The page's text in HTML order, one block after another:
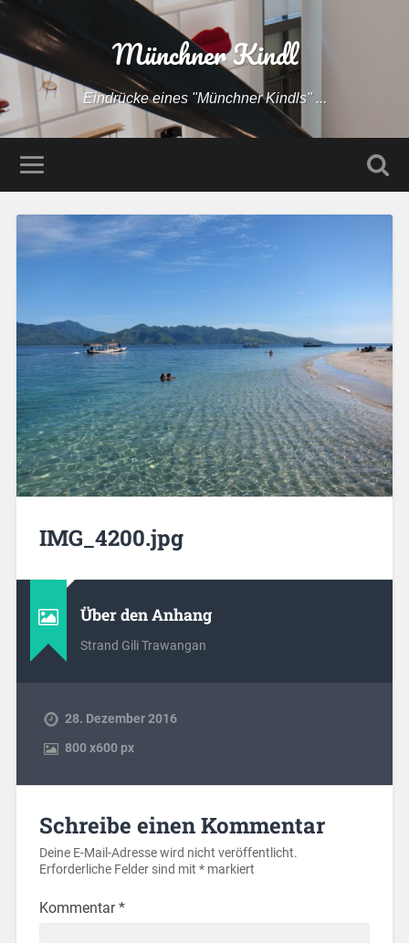
Münchner Kindl
Eindrücke eines "Münchner Kindls" ...
IMG_4200.jpg
Über den Anhang
Strand Gili Trawangan
28. Dezember 2016
800x600 px
Schreibe einen Kommentar
Deine E-Mail-Adresse wird nicht veröffentlicht.
Erforderliche Felder sind mit *markiert
Kommentar*